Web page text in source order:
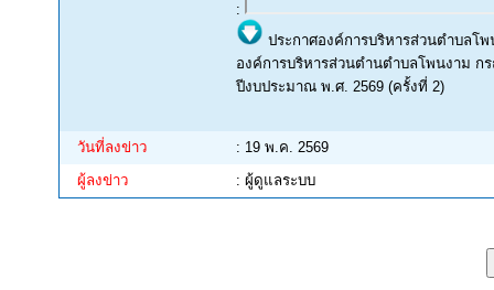
:
ประกาศองค์การบริหารส่วนตำบลโ
องค์การบริหารส่วนตำนตำบลโพนงาม ก
ปีงบประมาณ พ.ศ. 2569 (ครั้งที่ 2)
วันที่ลงข่าว
: 19 พ.ค. 2569
ผู้ลงข่าว
: ผู้ดูแลระบบ